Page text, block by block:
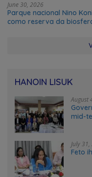
June 30, 2026
Parque nacional Nino
como reserva da
HANOIN LISUK
August
mid-
July
Feto